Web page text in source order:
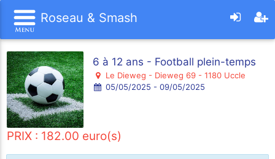
Roseau & Smash
6 à 12 ans - Football plein-temps
Le Dieweg - Dieweg 69 - 1180 Uccle
05/05/2025 - 09/05/2025
PRIX : 182.00 euro(s)